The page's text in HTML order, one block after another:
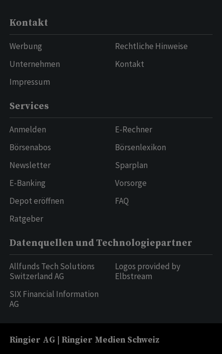
Kontakt
Werbung
Unternehmen
Impressum
Rechtliche Hinweise
Kontakt
Services
Anmelden
Börsenabos
Newsletter
E-Banking
Depot eröffnen
Ratgeber
E-Rechner
Börsenlexikon
Sparplan
Vorsorge
FAQ
Datenquellen und Technologiepartner
Allfunds Tech Solutions
Switzerland AG
SIX Financial Information
AG
Logos provided by
Elbstream
Ringier AG | Ringier Medien Schweiz